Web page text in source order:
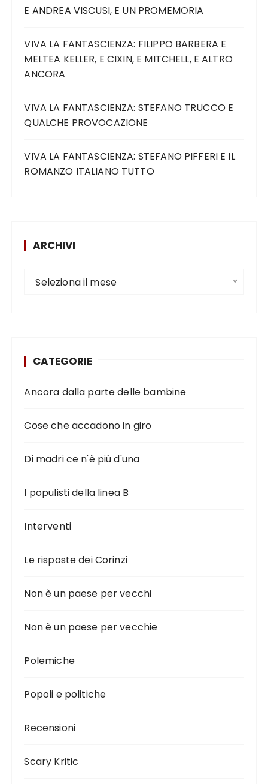
E ANDREA VISCUSI, E UN PROMEMORIA
VIVA LA FANTASCIENZA: FILIPPO BARBERA E
MELTEA KELLER, E CIXIN, E MITCHELL, E ALTRO
ANCORA
VIVA LA FANTASCIENZA: STEFANO TRUCCO E
QUALCHE PROVOCAZIONE
VIVA LA FANTASCIENZA: STEFANO PIFFERI E IL
ROMANZO ITALIANO TUTTO
ARCHIVI
Seleziona il mese
CATEGORIE
Ancora dalla parte delle bambine
Cose che accadono in giro
Di madri ce n'è più d'una
I populisti della linea B
Interventi
Le risposte dei Corinzi
Non è un paese per vecchi
Non è un paese per vecchie
Polemiche
Popoli e politiche
Recensioni
Scary Kritic